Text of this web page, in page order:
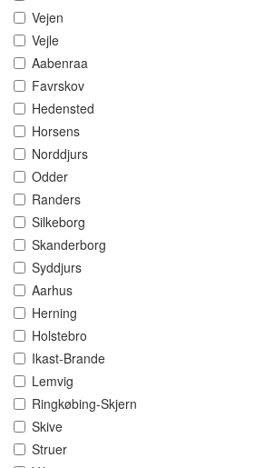
Vejen
Vejle
Aabenraa
Favrskov
Hedensted
Horsens
Norddjurs
Odder
Randers
Silkeborg
Skanderborg
Syddjurs
Aarhus
Herning
Holstebro
Ikast-Brande
Lemvig
Ringkøbing-Skjern
Skive
Struer